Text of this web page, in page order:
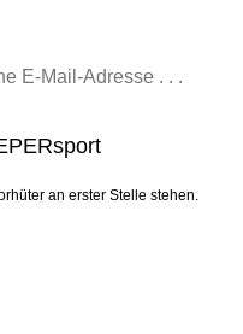
an erster Stelle stehen.